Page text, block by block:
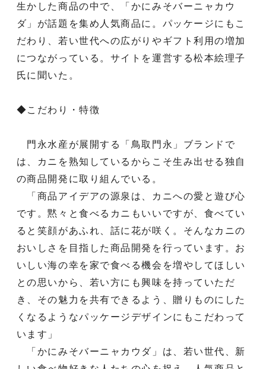
生かした商品の中で、「かにみそバーニャカウ
ダ」が話題を集め人気商品に。パッケージにもこ
だわり、若い世代への広がりやギフト利用の増加
につながっている。サイトを運営する松本絵理子
氏に聞いた。
◆こだわり・特徴
門永水産が展開する「鳥取門永」ブランドで
は、カニを熟知しているからこそ生み出せる独自
の商品開発に取り組んでいる。
「商品アイデアの源泉は、カニへの愛と遊び心
です。黙々と食べるカニもいいですが、食べてい
ると笑顔があふれ、話に花が咲く。そんなカニの
おいしさを目指した商品開発を行っています。お
いしい海の幸を家で食べる機会を増やしてほしい
との思いから、若い方にも興味を持っていただ
き、その魅力を共有できるよう、贈りものにした
くなるようなパッケージデザインにもこだわって
います」
「かにみそバーニャカウダ」は、若い世代、新